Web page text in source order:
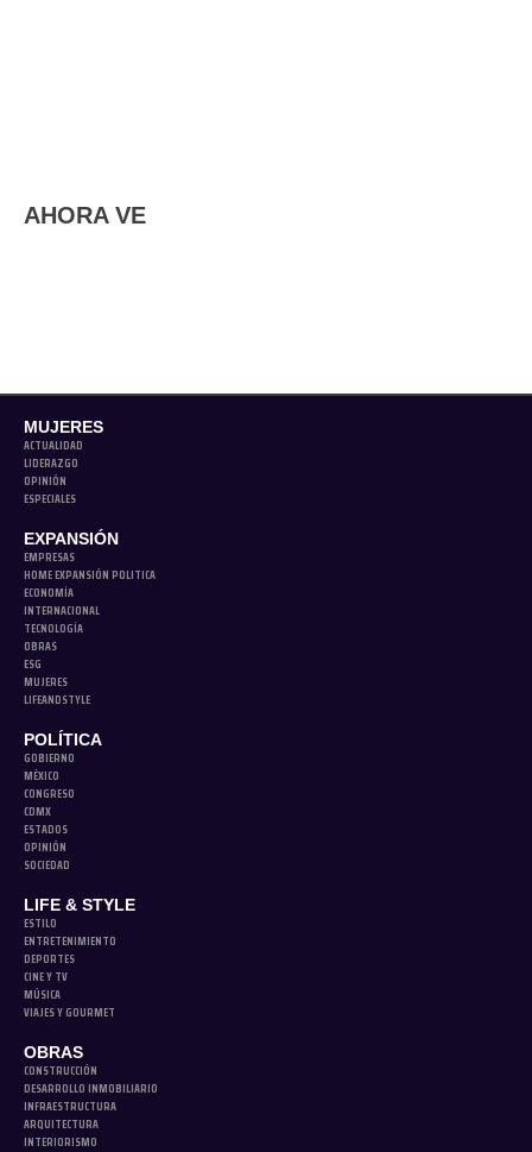
AHORA VE
MUJERES
ACTUALIDAD
LIDERAZGO
OPINIÓN
ESPECIALES
EXPANSIÓN
EMPRESAS
HOME EXPANSIÓN POLITICA
ECONOMÍA
INTERNACIONAL
TECNOLOGÍA
OBRAS
ESG
MUJERES
LIFEANDSTYLE
POLÍTICA
GOBIERNO
MÉXICO
CONGRESO
CDMX
ESTADOS
OPINIÓN
SOCIEDAD
LIFE & STYLE
ESTILO
ENTRETENIMIENTO
DEPORTES
CINE Y TV
MÚSICA
VIAJES Y GOURMET
OBRAS
CONSTRUCCIÓN
DESARROLLO INMOBILIARIO
INFRAESTRUCTURA
ARQUITECTURA
INTERIORISMO